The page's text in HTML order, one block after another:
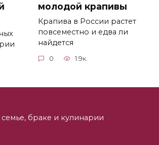
молодой крапивы
Крапива в России растет
повсеместно и едва ли
найдется
0 1.9к.
браке и кулинарии